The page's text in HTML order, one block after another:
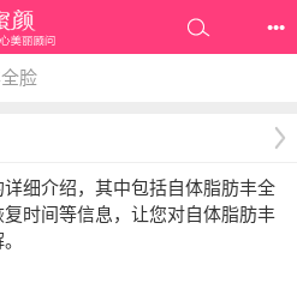
•••
脸
细介绍，其中包括自体脂肪丰全
时间等信息，让您对自体脂肪丰